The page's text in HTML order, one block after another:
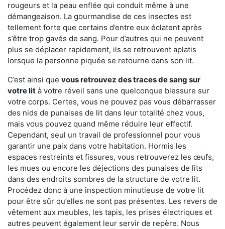
rougeurs et la peau enflée qui conduit même à une
démangeaison. La gourmandise de ces insectes est
tellement forte que certains d’entre eux éclatent après
s’être trop gavés de sang. Pour d’autres qui ne peuvent
plus se déplacer rapidement, ils se retrouvent aplatis
lorsque la personne piquée se retourne dans son lit.
C’est ainsi que vous retrouvez des traces de sang sur
votre lit à votre réveil sans une quelconque blessure sur
votre corps. Certes, vous ne pouvez pas vous débarrasser
des nids de punaises de lit dans leur totalité chez vous,
mais vous pouvez quand même réduire leur effectif.
Cependant, seul un travail de professionnel pour vous
garantir une paix dans votre habitation. Hormis les
espaces restreints et fissures, vous retrouverez les œufs,
les mues ou encore les déjections des punaises de lits
dans des endroits sombres de la structure de votre lit.
Procédez donc à une inspection minutieuse de votre lit
pour être sûr qu’elles ne sont pas présentes. Les revers de
vêtement aux meubles, les tapis, les prises électriques et
autres peuvent également leur servir de repère. Nous